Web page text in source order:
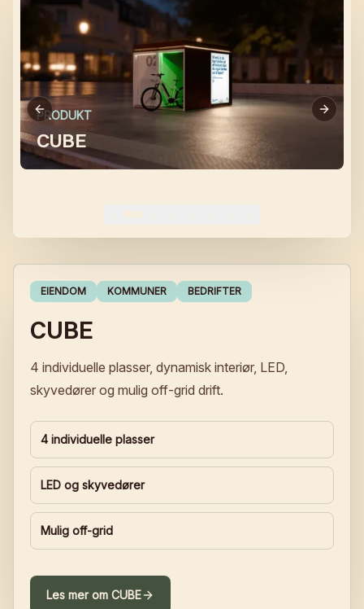
PRODUKT
CUBE
EIENDOM KOMMUNER BEDRIFTER
CUBE
4 individuelle plasser, dynamisk interiør, LED,
skyvedører og mulig off-grid drift.
4 individuelle plasser
LED og skyvedører
Mulig off-grid
Les mer om CUBE